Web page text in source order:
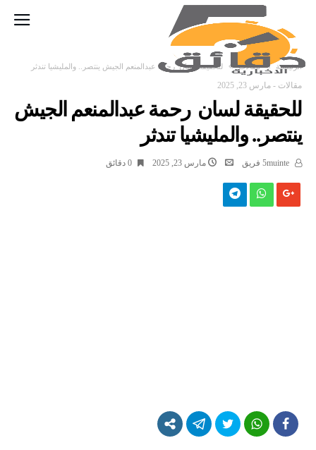
‫الرئيسية‬ مقالات للحقيقة لسان رحمة عبدالمنعم الجيش ينتصر.. والمليشيا تندثر
مقالات - مارس 23, 2025
للحقيقة لسان رحمة عبدالمنعم الجيش
ينتصر.. والمليشيا تندثر
مارس 23, 2025 0 ‫دقائق‬